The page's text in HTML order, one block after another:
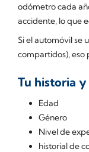
odómetro cada
accidente, lo que
Si el automóvil se
compartidos), eso
Tu historia
Edad
Género
Nivel de
historial de